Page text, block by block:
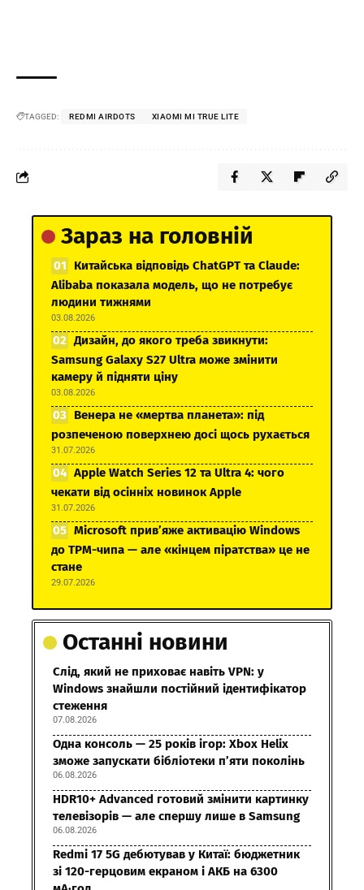
TAGGED: REDMI AIRDOTS XIAOMI MI TRUE LITE
Зараз на головній
Китайська відповідь ChatGPT та Claude:
Alibaba показала модель, що не потребує
людини тижнями
03.08.2026
Дизайн, до якого треба звикнути:
Samsung Galaxy S27 Ultra може змінити
камеру й підняти ціну
03.08.2026
Венера не «мертва планета»: під
розпеченою поверхнею досі щось рухається
31.07.2026
Apple Watch Series 12 та Ultra 4: чого
чекати від осінніх новинок Apple
31.07.2026
Microsoft прив’яже активацію Windows
до TPM-чипа — але «кінцем піратства» це не
стане
29.07.2026
Останні новини
Слід, який не приховає навіть VPN: у
Windows знайшли постійний ідентифікатор
стеження
07.08.2026
Одна консоль — 25 років ігор: Xbox Helix
зможе запускати бібліотеки п’яти поколінь
06.08.2026
HDR10+ Advanced готовий змінити картинку
телевізорів — але спершу лише в Samsung
06.08.2026
Redmi 17 5G дебютував у Китаї: бюджетник
зі 120-герцовим екраном і АКБ на 6300